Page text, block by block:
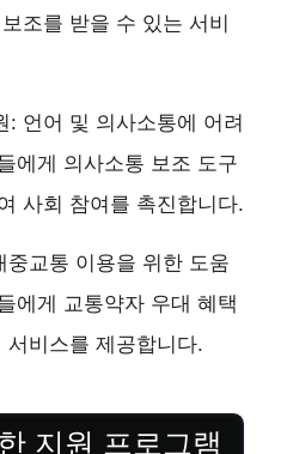
조를 받을 수 있는 서비
: 언어 및 의사소통에 어려
에게 의사소통 보조 도구
사회 참여를 촉진합니다.
중교통 이용을 위한 도움
에게 교통약자 우대 혜택
서비스를 제공합니다.
지원 프로그램